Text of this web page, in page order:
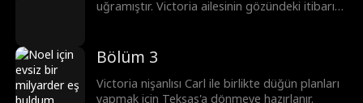
nişanlısı Carl ile karşılaşır. Bu kez kaybettiği
uğramıştır. Victoria ailesinin gözündeki itibarını
Ancak Victoria Simon'un sıradan bir evsiz
olmadığını bilmiyordur. O hem yakışıklı, çekici
bir milyarder hem de ülkenin bir numaralı
prestijli Savage Grup'un Ceo'sudur. Simon ile
Bölüm 3
Victoria nişanlısı Carl ile birlikte düğün planları
yapmak için Teksas'a dönmeye hazırlanır.